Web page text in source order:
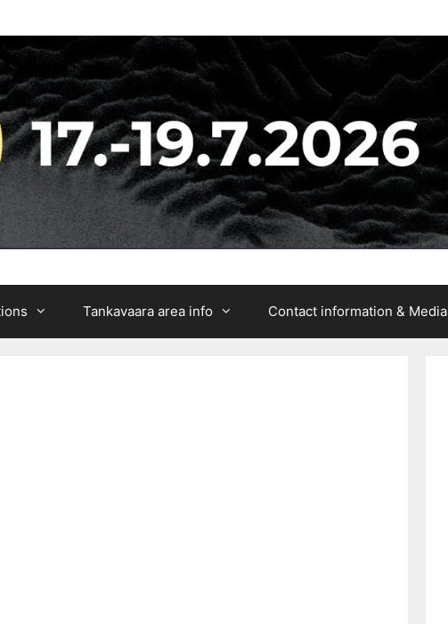
Tankavaara area info Contact information & Media